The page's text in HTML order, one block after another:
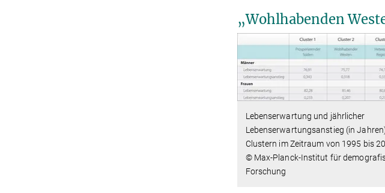
„Wohlhabenden
Lebenserwartung und jährlicher
Lebenserwartungsanstieg (in
Clustern im Zeitraum von 1995 bis
© Max-Planck-Institut für
Forschung